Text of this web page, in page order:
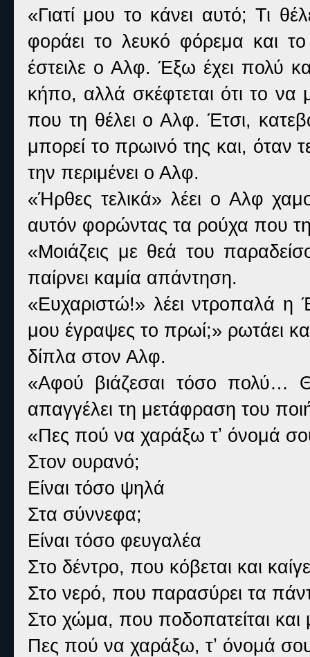
«Γιατί μου το κάνει αυτό; Τι
φοράει το λευκό φόρεμα και
έστειλε ο Αλφ. Έξω έχει πολύ
κήπο, αλλά σκέφτεται ότι το να
που τη θέλει ο Αλφ. Έτσι,
μπορεί το πρωινό της και, όταν
την περιμένει ο Αλφ.
«Ήρθες τελικά» λέει ο Αλφ
αυτόν φορώντας τα ρούχα που
«Μοιάζεις με θεά του
παίρνει καμία απάντηση.
«Ευχαριστώ!» λέει ντροπαλά η
μου έγραψες το πρωί;» ρωτάει
δίπλα στον Αλφ.
«Αφού βιάζεσαι τόσο πολύ…
απαγγέλει τη μετάφραση του
«Πες πού να χαράξω τʼ όνομά
Στον ουρανό;
Είναι τόσο ψηλά
Στα σύννεφα;
Είναι τόσο φευγαλέα
Στο δέντρο, που κόβεται και
Στο νερό, που παρασύρει τα
Στο χώμα, που ποδοπατείται και
Πες πού να χαράξω, τʼ όνομά